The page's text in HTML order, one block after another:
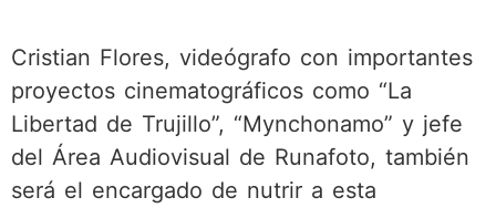
Cristian Flores, videógrafo con importantes
proyectos cinematográficos como “La
Libertad de Trujillo”, “Mynchonamo” y jefe
del Área Audiovisual de Runafoto, también
será el encargado de nutrir a esta